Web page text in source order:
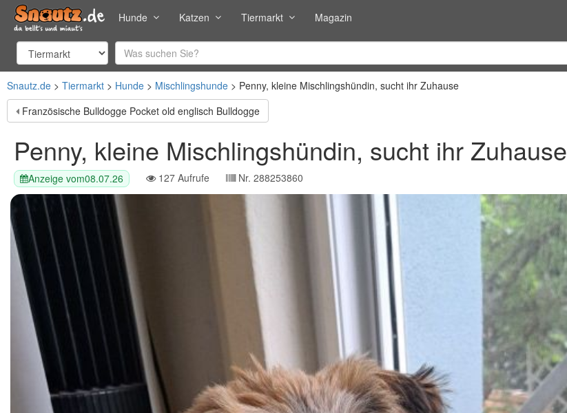
Hunde Katzen Tiermarkt Magazin
Snautz.de Tiermarkt Hunde Mischlingshunde
Penny, kleine Mischlingshündin, sucht ihr Zuhause
Französische Bulldogge Pocket old englisch Bulldogge
Penny, kleine Mischlingshündin, sucht ihr Zuhause
Anzeige vom08.07.26 127 Aufrufe Nr. 288253860